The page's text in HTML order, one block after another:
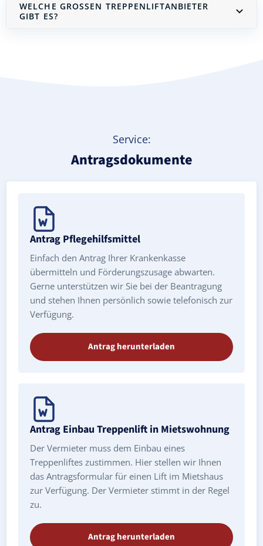
WELCHE GROSSEN TREPPENLIFTANBIETER G
IBT ES?
Service:
Antragsdokumente
Antrag Pflegehilfsmittel
Einfach den Antrag Ihrer Krankenkasse
übermitteln und Förderungszusage abwarten.
Gerne unterstützen wir Sie bei der Beantragung
und stehen Ihnen persönlich sowie telefonisch zur
Verfügung.
Antrag herunterladen
Antrag Einbau Treppenlift in Mietswohnung
Der Vermieter muss dem Einbau eines
Treppenliftes zustimmen. Hier stellen wir Ihnen
das Antragsformular für einen Lift im Mietshaus
zur Verfügung. Der Vermieter stimmt in der Regel
zu.
Antrag herunterladen